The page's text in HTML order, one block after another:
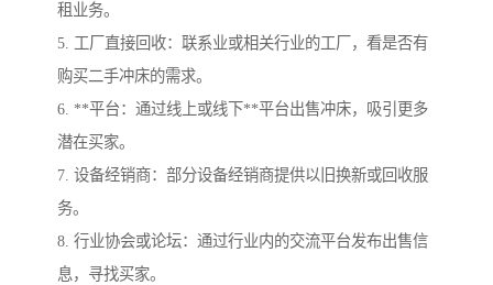
租业务。
5. 工厂直接回收：联系业或相关行业的工厂，看是否有
购买二手冲床的需求。
6. **平台：通过线上或线下**平台出售冲床，吸引更多
潜在买家。
7. 设备经销商：部分设备经销商提供以旧换新或回收服
务。
8. 行业协会或论坛：通过行业内的交流平台发布出售信
息，寻找买家。